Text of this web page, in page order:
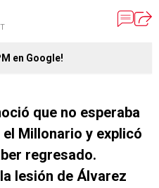
en Google!
que no esperaba
Millonario y explicó
regresado.
lesión de Álvarez